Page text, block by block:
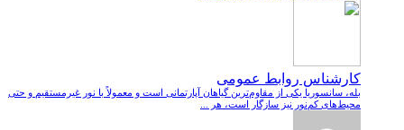
کارشناس روابط عمومی
بله، سانسوریا یکی از مقاوم‌ترین گیاهان آپارتمانی است و معمولاً با نور غیرمستقیم و حتی
محیط‌های کم‌نور نیز سازگار است، هر ...